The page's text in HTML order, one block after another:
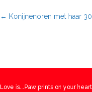
aantal
Posts
← Konijnenoren met haar
Love is...Paw prints on your heart